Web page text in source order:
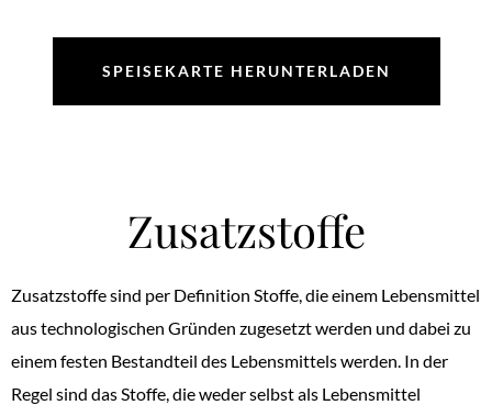
SPEISEKARTE HERUNTERLADEN
Zusatzstoffe
Zusatzstoffe sind per Definition Stoffe, die einem Lebensmittel
aus technologischen Gründen zugesetzt werden und dabei zu
einem festen Bestandteil des Lebensmittels werden. In der
Regel sind das Stoffe, die weder selbst als Lebensmittel